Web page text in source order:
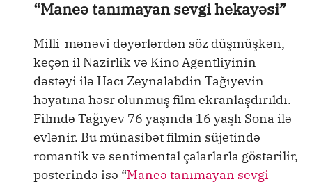
“Maneə tanımayan sevgi hekayəsi”
Milli-mənəvi dəyərlərdən söz düşmüşkən,
keçən il Nazirlik və Kino Agentliyinin
dəstəyi ilə Hacı Zeynalabdin Tağıyevin
həyatına həsr olunmuş film ekranlaşdırıldı.
Filmdə Tağıyev 76 yaşında 16 yaşlı Sona ilə
evlənir. Bu münasibət filmin süjetində
romantik və sentimental çalarlarla göstərilir,
posterində isə “Maneə tanımayan sevgi